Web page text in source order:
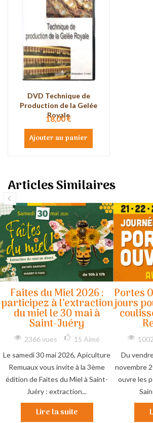
DVD Technique de
Production de la Gelée
Royale
18,00 €
Ajouter au panier
Articles Similaires
Faites du Miel 2026 :
participez à l’extraction
du miel le 30 mai à
Saint-Juéry
2366 vues 15 Aimé
Le samedi 30 mai 2026, Apiculture
Remuaux vous invite à la 3ème
édition de Faites du Miel à Saint-
Juéry : extraction...
Lire la suite
Portes
jours
Du
novembre
ouvre les